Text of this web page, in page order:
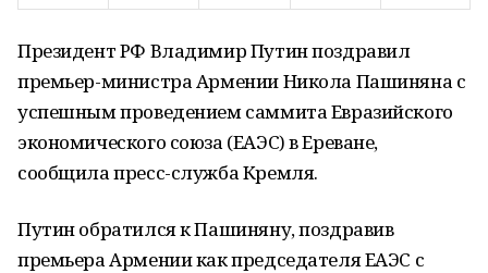
Президент РФ Владимир Путин поздравил
премьер-министра Армении Никола Пашиняна с
успешным проведением саммита Евразийского
экономического союза (ЕАЭС) в Ереване,
сообщила пресс-служба Кремля.
Путин обратился к Пашиняну, поздравив
премьера Армении как председателя ЕАЭС с